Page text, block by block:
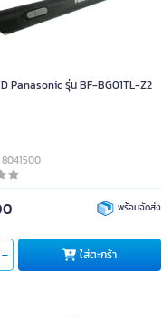
Panasonic รุ่น BF-BG01TL-Z2
พร้อมจัดส่ง
ใส่ตะกร้า